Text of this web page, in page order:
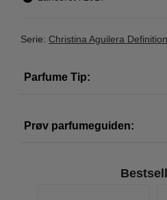
Serie: Christina Aguilera Definition
Parfume Tip:
Prøv parfumeguiden: